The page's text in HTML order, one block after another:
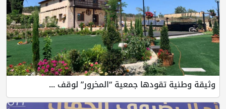
وثيقة وطنية تقودها جمعية “المخرور” لوقف ...